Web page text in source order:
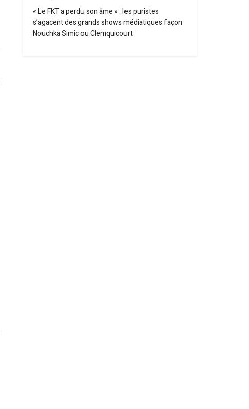
« Le FKT a perdu son âme » : les puristes
s’agacent des grands shows médiatiques façon
Nouchka Simic ou Clemquicourt